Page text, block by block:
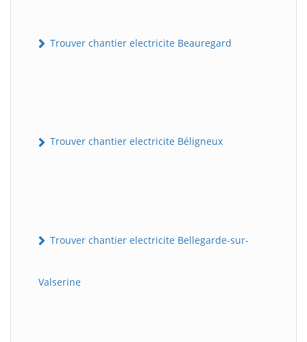
Trouver chantier electricite Beauregard
Trouver chantier electricite Béligneux
Trouver chantier electricite Bellegarde-sur-
Valserine